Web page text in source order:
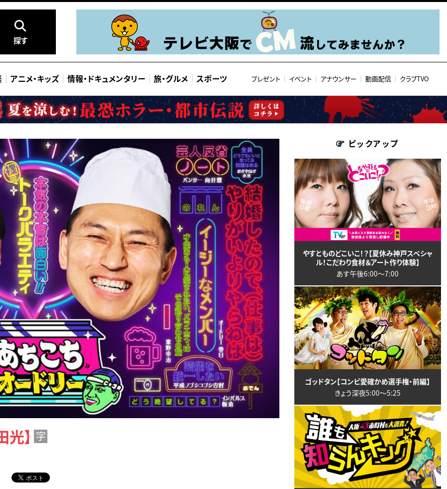
探す
アニメ・キッズ 情報・ ドキュメンタリー 旅・グルメ スポーツ プレゼント イベント アナウンサー 動画配信 クラブTVO
】 字
ピックアップ
やすとものどこいこ！？【夏休み神戸スペシャ
ル！こだわり食材＆アート作り体験】
あす午後6:00〜7:00
ゴッドタン【コンビ愛確かめ選手権・前編】
きょう深夜5:00〜5:25